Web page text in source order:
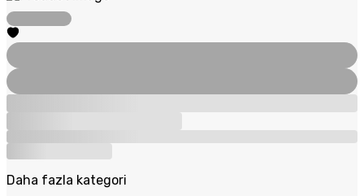
Daha fazla kategori